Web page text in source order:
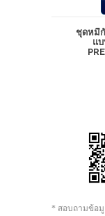
ชุดหมีกั
แบ
* สอบถามข้อ